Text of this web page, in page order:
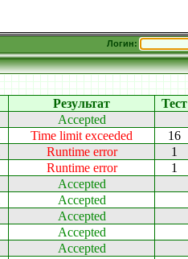
Логин:
Результат Тест
Accepted
Time limit exceeded 16
Runtime error 1
Runtime error 1
Accepted
Accepted
Accepted
Accepted
Accepted